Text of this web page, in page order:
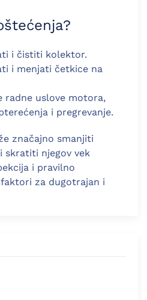
i čistiti kolektor.
i menjati četkice na
radne uslove motora,
i pregrevanje.
značajno smanjiti
skratiti njegov vek
i pravilno
za dugotrajan i